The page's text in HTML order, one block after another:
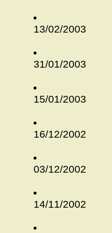
13/02/2003
31/01/2003
15/01/2003
16/12/2002
03/12/2002
14/11/2002